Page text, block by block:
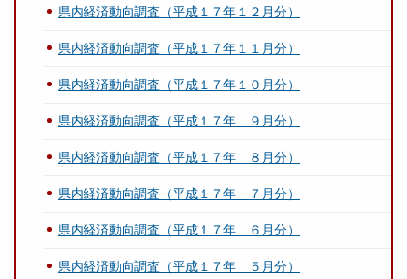
県内経済動向調査（平成１７年１２月分）
県内経済動向調査（平成１７年１１月分）
県内経済動向調査（平成１７年１０月分）
県内経済動向調査（平成１７年 ９月分）
県内経済動向調査（平成１７年 ８月分）
県内経済動向調査（平成１７年 ７月分）
県内経済動向調査（平成１７年 ６月分）
県内経済動向調査（平成１７年 ５月分）